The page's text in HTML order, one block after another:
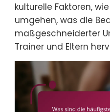
kulturelle Faktoren,
umgehen, was die
maßgeschneiderter
Trainer und Eltern